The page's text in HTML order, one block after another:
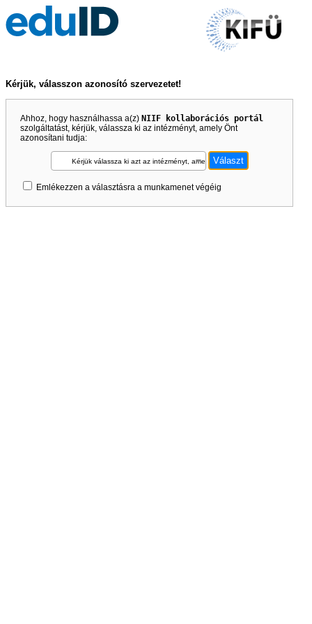
Kérjük, válasszon azonosító szervezetet!
Ahhoz, hogy használhassa a(z) NIIF kollaborációs portál
szolgáltatást, kérjük, válassza ki az intézményt, amely Önt
azonosítani tudja:
Kérjük válassza ki azt az intézményt, amely Önt azonosítani tudja!
Emlékezzen a választásra a munkamenet végéig